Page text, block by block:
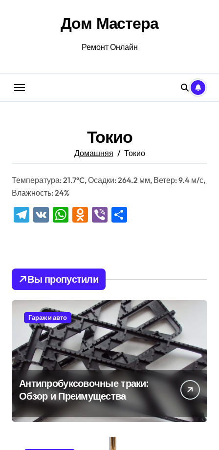
Дом Мастера
Ремонт Онлайн
Токио
Домашняя Токио
Температура: 21.7°C, Осадки: 264.2 мм, Ветер: 9.4 м/с,
Влажность: 24%
Telegram
VK WhatsApp
Odnoklassniki
Viber
Вы пропустили
Гараж и авто
Антипробуксовочные траки:
Обзор и Преимущества